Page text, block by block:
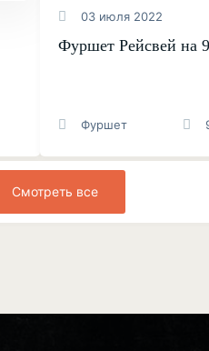
03 июля 2022
Фуршет Рейсвей на
Фуршет
Смотреть все